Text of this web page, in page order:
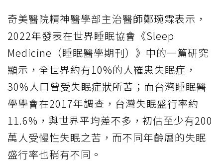
奇美醫院精神醫學部主治醫師鄭琬霖表示，
2022年發表在世界睡眠協會《Sleep
Medicine（睡眠醫學期刊）》中的一篇研究
顯示，全世界約有10%的人罹患失眠症，
30%人口曾受失眠症狀所苦；而台灣睡眠醫
學學會在2017年調查，台灣失眠盛行率約
11.6%，與世界平均差不多，初估至少有200
萬人受慢性失眠之苦，而不同年齡層的失眠
盛行率也稍有不同。